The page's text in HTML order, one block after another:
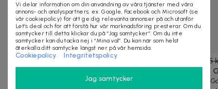
295 kr -43
Puig Aqua Brava är en mossig, träig och fin doft. Den
485
Parfums
Cabotine
Vi delar information om din användning av våra tjänster med våra
annons- och analyspartners, ex. Google, Facebook och Microsoft (se
vår cookiepolicy) för att ge dig relevanta annonser på och utanför
Let’s deal och för att förstå hur vår marknadsföring presterar. Om du
samtycker till detta klickar du på “Jag samtycker”. Om du inte
samtycker kan du tacka nej i “Mina val”. Du kan när som helst
återkalla ditt samtycke längst ner på vår hemsida.
Cookiepolicy Integritetspolicy
Jag samtycker